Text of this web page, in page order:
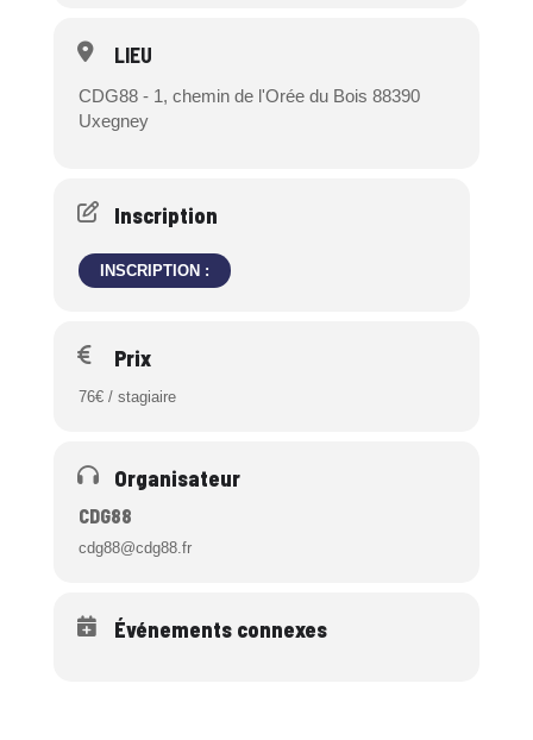
LIEU
CDG88 - 1, chemin de l'Orée du Bois 88390
Uxegney
Inscription
INSCRIPTION :
Prix
76€ / stagiaire
Organisateur
CDG88
cdg88@cdg88.fr
Événements connexes